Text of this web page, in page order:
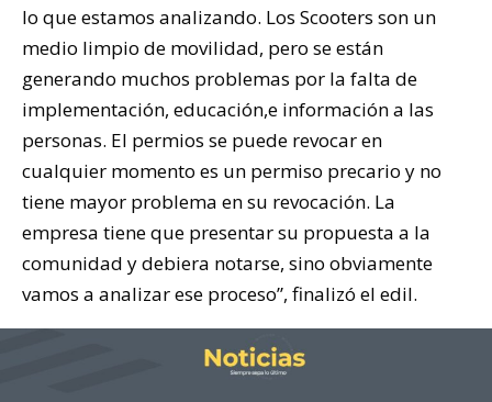
lo que estamos analizando. Los Scooters son un
medio limpio de movilidad, pero se están
generando muchos problemas por la falta de
implementación, educación,e información a las
personas. El permios se puede revocar en
cualquier momento es un permiso precario y no
tiene mayor problema en su revocación. La
empresa tiene que presentar su propuesta a la
comunidad y debiera notarse, sino obviamente
vamos a analizar ese proceso”, finalizó el edil.